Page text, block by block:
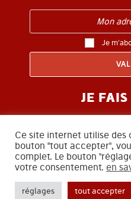
Je
JE
Ce site internet utilise des
bouton "tout accepter",
complet. Le bouton
votre consentement. en
réglages tout accepter